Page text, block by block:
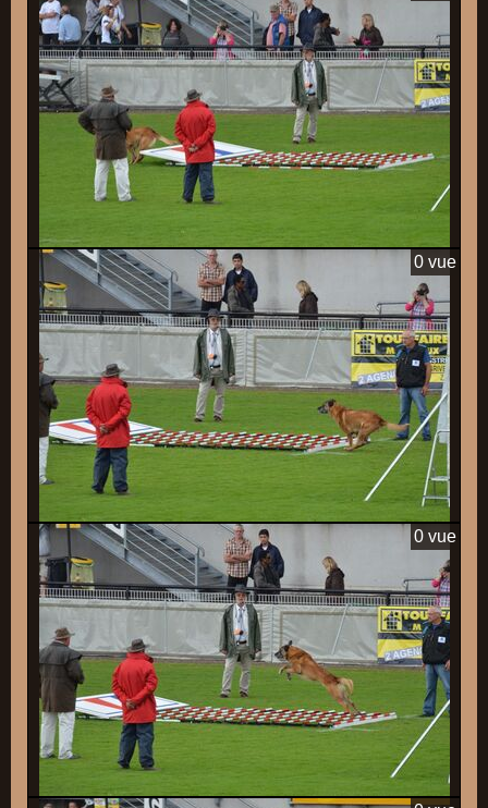
0 vue
0 vue